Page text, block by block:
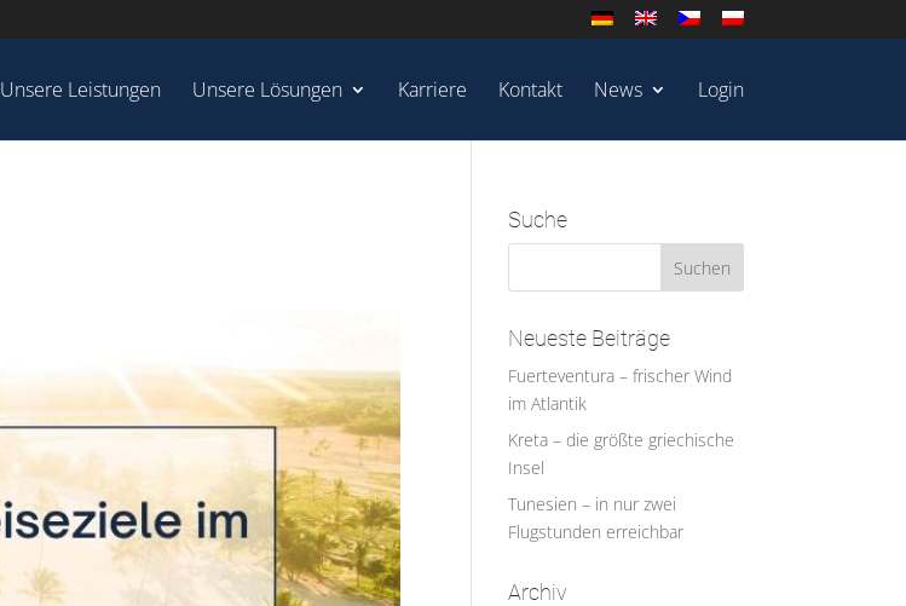
Unsere Leistungen Unsere Lösungen Karriere Kontakt News Login
Suche
Neueste Beiträge
Fuerteventura – frischer Wind
im Atlantik
Kreta – die größte griechische
Insel
Tunesien – in nur zwei
Flugstunden erreichbar
Archiv